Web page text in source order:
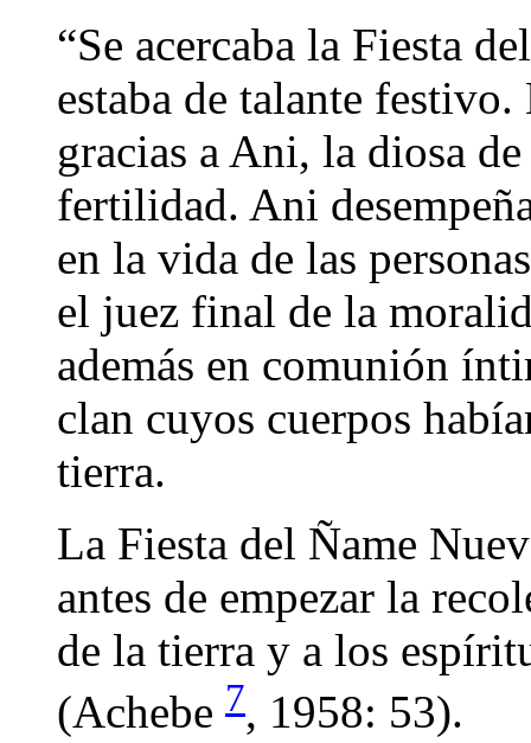
“Se acercaba la Fiesta
estaba de talante
gracias a Ani, la diosa
fertilidad. Ani
en la vida de las
el juez final de la
además en comunión
clan cuyos cuerpos
tierra.
La Fiesta del Ñame
antes de empezar la
de la tierra y a los
(Achebe 7, 1958: 53).